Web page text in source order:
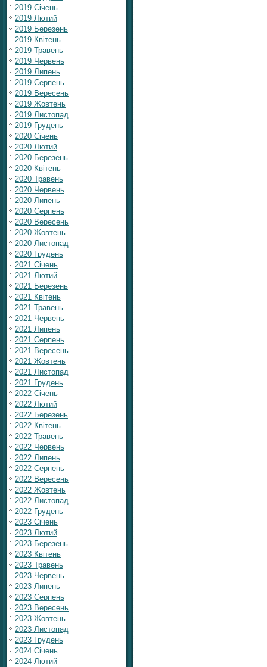
2019 Січень
2019 Лютий
2019 Березень
2019 Квітень
2019 Травень
2019 Червень
2019 Липень
2019 Серпень
2019 Вересень
2019 Жовтень
2019 Листопад
2019 Грудень
2020 Січень
2020 Лютий
2020 Березень
2020 Квітень
2020 Травень
2020 Червень
2020 Липень
2020 Серпень
2020 Вересень
2020 Жовтень
2020 Листопад
2020 Грудень
2021 Січень
2021 Лютий
2021 Березень
2021 Квітень
2021 Травень
2021 Червень
2021 Липень
2021 Серпень
2021 Вересень
2021 Жовтень
2021 Листопад
2021 Грудень
2022 Січень
2022 Лютий
2022 Березень
2022 Квітень
2022 Травень
2022 Червень
2022 Липень
2022 Серпень
2022 Вересень
2022 Жовтень
2022 Листопад
2022 Грудень
2023 Січень
2023 Лютий
2023 Березень
2023 Квітень
2023 Травень
2023 Червень
2023 Липень
2023 Серпень
2023 Вересень
2023 Жовтень
2023 Листопад
2023 Грудень
2024 Січень
2024 Лютий